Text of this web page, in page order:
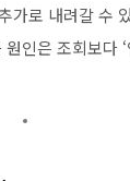
가로 내려갈 수
인은 조회보다